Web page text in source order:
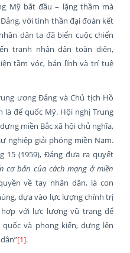
Mỹ bắt đầu – lặng thầm mà
với tinh thần đại đoàn kết
dân ta đã biến cuộc chiến
tranh nhân dân toàn diện,
tầm vóc, bản lĩnh và trí tuệ
ương Đảng và Chủ tịch Hồ
là đế quốc Mỹ. Hội nghị Trung
miền Bắc xã hội chủ nghĩa,
nghiệp giải phóng miền Nam.
15 (1959), Đảng đưa ra quyết
cơ bản của cách mạng ở miền
về tay nhân dân, là con
dựa vào lực lượng chính trị
với lực lượng vũ trang để
và phong kiến, dựng lên
[1].